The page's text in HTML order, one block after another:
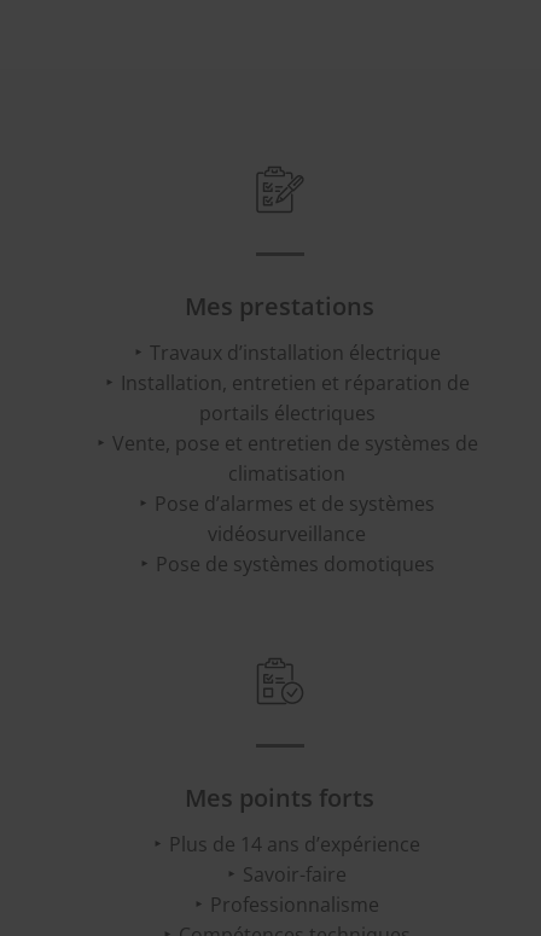
Mes prestations
Travaux d’installation électrique
Installation, entretien et réparation de
portails électriques
Vente, pose et entretien de systèmes de
climatisation
Pose d’alarmes et de systèmes
vidéosurveillance
Pose de systèmes domotiques
Mes points forts
Plus de 14 ans d’expérience
Savoir-faire
Professionnalisme